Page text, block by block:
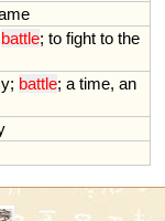
battle; to fight to the
; battle; a time, an